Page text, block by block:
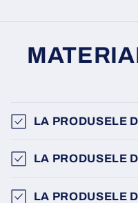
LA PRODUSELE
LA PRODUSELE
LA PRODUSELE